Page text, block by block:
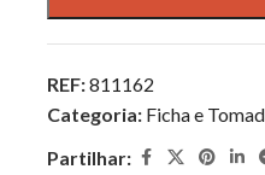
REF:811162
Categoria: Ficha e
Partilhar: